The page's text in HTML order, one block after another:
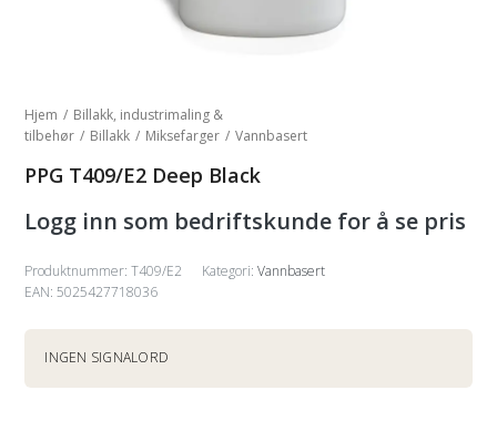
Hjem / Billakk, industrimaling &
tilbehør / Billakk / Miksefarger / Vannbasert
PPG T409/E2 Deep Black
Logg inn som bedriftskunde for å se pris
Produktnummer:T409/E2 Kategori:Vannbasert
EAN: 5025427718036
INGEN SIGNALORD